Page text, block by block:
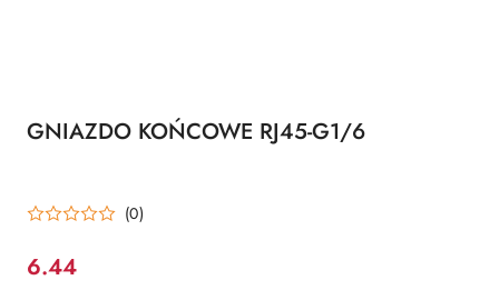
GNIAZDO KOŃCOWE RJ45-G1/6
(0)
Cena:
6.44